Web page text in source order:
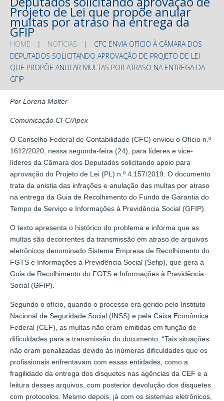
Projeto de Lei que propõe anular
multas por atraso na entrega da
GFIP
HOME NOTÍCIAS
CFC ENVIA OFÍCIO À CÂMARA DOS
DEPUTADOS SOLICITANDO APROVAÇÃO DE PROJETO DE LEI
QUE PROPÕE ANULAR MULTAS POR ATRASO NA ENTREGA DA
GFIP
Por Lorena Molter
Comunicação CFC/Apex
O Conselho Federal de Contabilidade (CFC) enviou o Ofício n.º
1612/2020, nessa segunda-feira (24), para líderes e vice-
líderes da Câmara dos Deputados solicitando apoio para
aprovação do Projeto de Lei (PL) n.º 4.157/2019. O documento
trata da anistia das infrações e anulação das multas por atraso
na entrega da Guia de Recolhimento do Fundo de Garantia do
Tempo de Serviço e Informações à Previdência Social (GFIP).
O texto apresenta o histórico do problema e informa que as
multas são decorrentes da transmissão em atraso de arquivos
eletrônicos denominado Sistema Empresa de Recolhimento do
FGTS e Informações à Previdência Social (Sefip), que gera a
Guia de Recolhimento do FGTS e Informações à Previdência
Social (GFIP).
Segundo o ofício, quando o processo era gerido pelo Instituto
Nacional de Seguridade Social (INSS) e pela Caixa Econômica
Federal (CEF), as multas não eram emitidas em função de
dificuldades para a transmissão do documento. “Tais situações
não eram penalizadas devido às inúmeras dificuldades que os
profissionais enfrentavam com essas entidades, como a
fragilidade da entrega dos disquetes nas agências da CEF e a
leitura desses arquivos, com posterior devolução dos disquetes
com protocolos. Mesmo depois, já com os sistemas eletrônicos,